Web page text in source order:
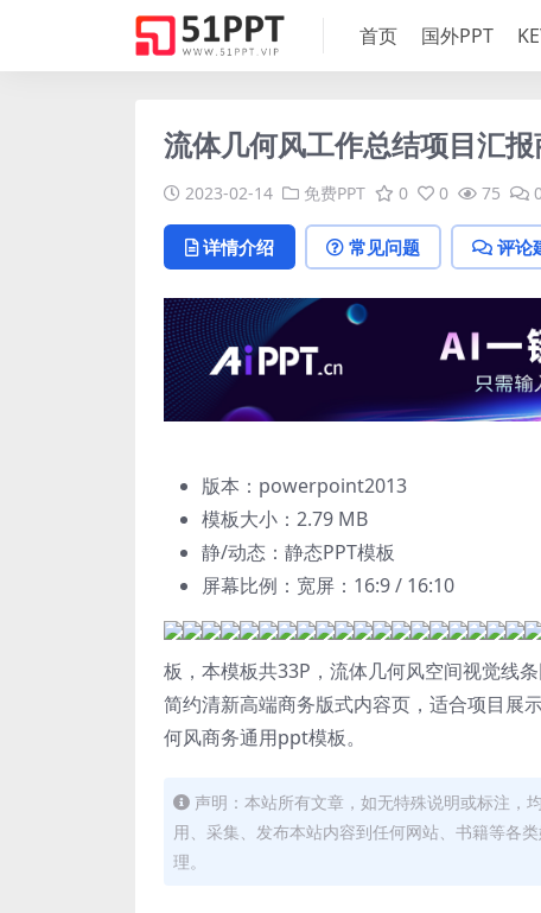
首页 国外PPT
流体几何风工作总结项目汇
2023-02-14 免费PPT 0 0 75
详情介绍 常见问题 评论
版本：powerpoint2013
模板大小： 2.79 MB
静/动态：静态PPT模板
屏幕比例：宽屏：16:9 / 16:10
板，本模板共33P，流体几何风空间视觉线
简约清新高端商务版式内容页，适合项目展
何风商务通用ppt模板。
声明：本站所有文章，如无特殊说明或标注，
用、采集、发布本站内容到任何网站、书籍等各
理。